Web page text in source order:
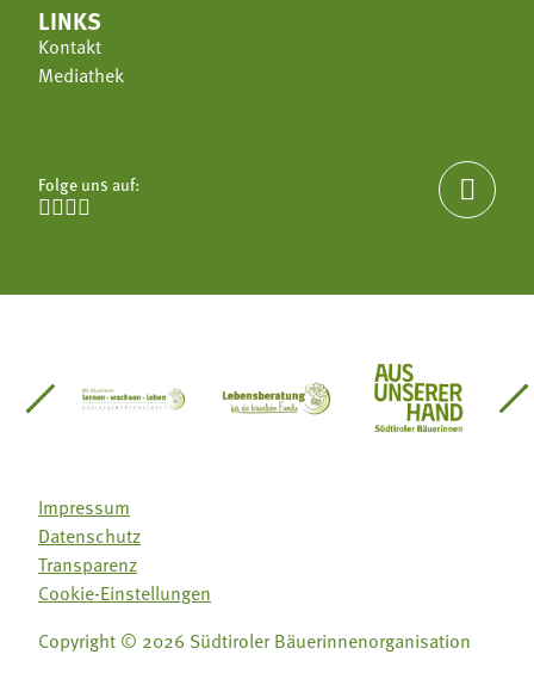
LINKS
Kontakt
Mediathek
Folge uns auf:


Südtirol
Gärtnervereinigung
Sozialgenossenschaft Mit Bäuerinnen lernen -
Lebensberatung für dieAus unserer
Impressum
Datenschutz
Transparenz
Cookie-Einstellungen
Copyright © 2026 Südtiroler Bäuerinnenorganisation